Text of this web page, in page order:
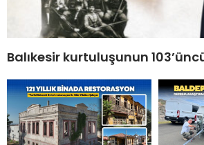
Balıkesir kurtuluşunun